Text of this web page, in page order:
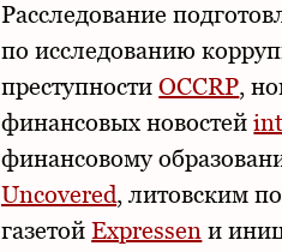
Расследование
по исследованию
преступностиOCCRP,
финансовых новостей
финансовому
Uncovered, литовским
газетойExpressen и